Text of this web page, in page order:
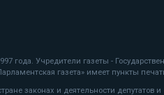
года. Учредители газеты -
газета» имеет пункты
законах и деятельности депутатов